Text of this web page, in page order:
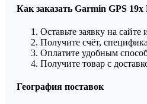
Как заказать Garmin GPS
Оставьте заявку на
Получите счёт,
Оплатите удобным
Получите товар с
География поставок